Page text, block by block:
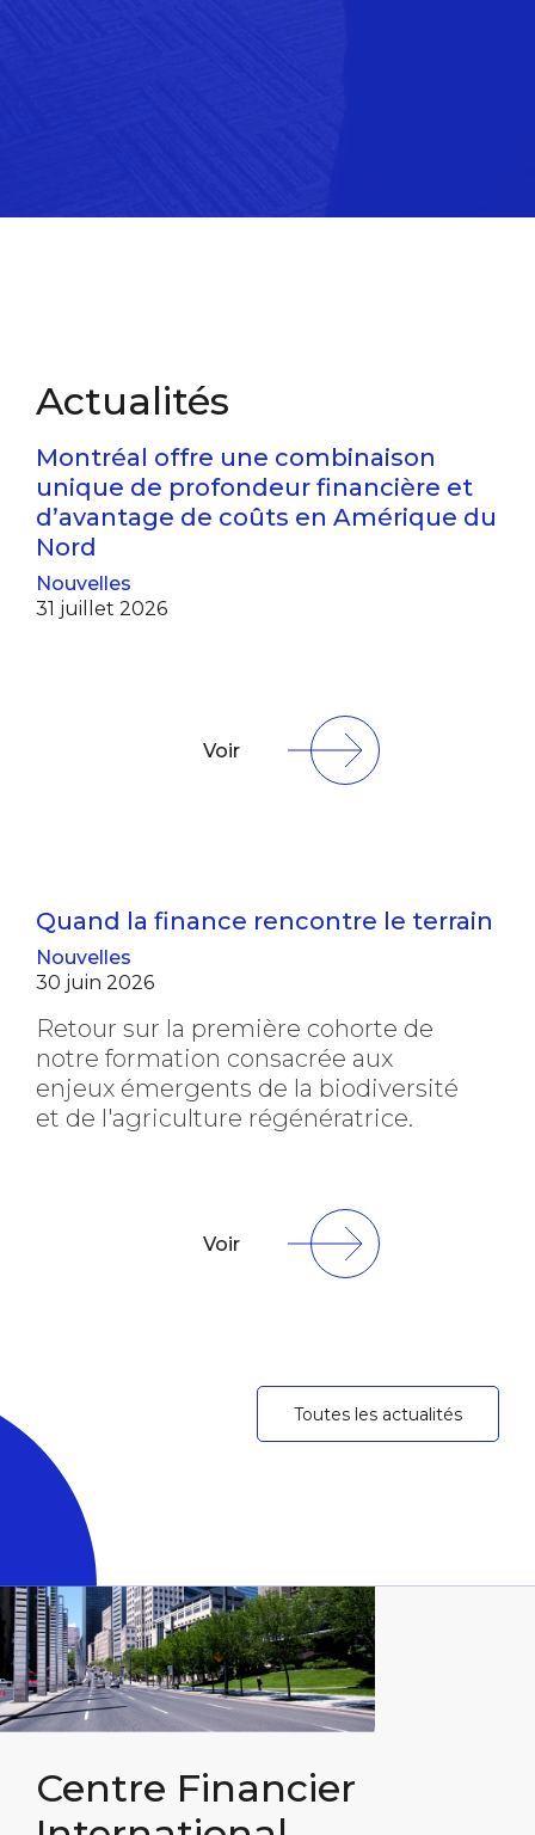
Actualités
Montréal offre une combinaison
unique de profondeur financière et
d’avantage de coûts en Amérique du
Nord
Nouvelles
31 juillet 2026
Voir
Quand la finance rencontre le terrain
Nouvelles
30 juin 2026
Retour sur la première cohorte de
notre formation consacrée aux
enjeux émergents de la biodiversité
et de l'agriculture régénératrice.
Voir
Toutes les actualités
Centre Financier